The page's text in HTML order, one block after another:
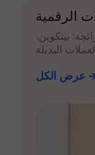
الرقمية
بيتكوين،
البديلة
عرض الكل